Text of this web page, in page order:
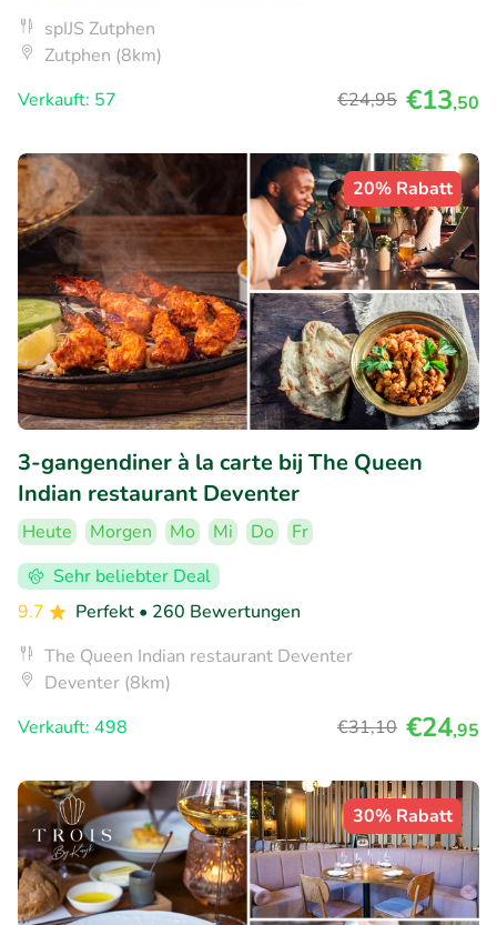
spIJS Zutphen
Zutphen (8km)
Verkauft: 57
€24,95 €13,50
20% Rabatt
3-gangendiner à la carte bij The Queen
Indian restaurant Deventer
Heute Morgen Mo Mi Do
Fr
Sehr beliebter Deal
9.7
Perfekt • 260 Bewertungen
The Queen Indian restaurant Deventer
Deventer (8km)
Verkauft: 498
€31,10 €24,95
30% Rabatt